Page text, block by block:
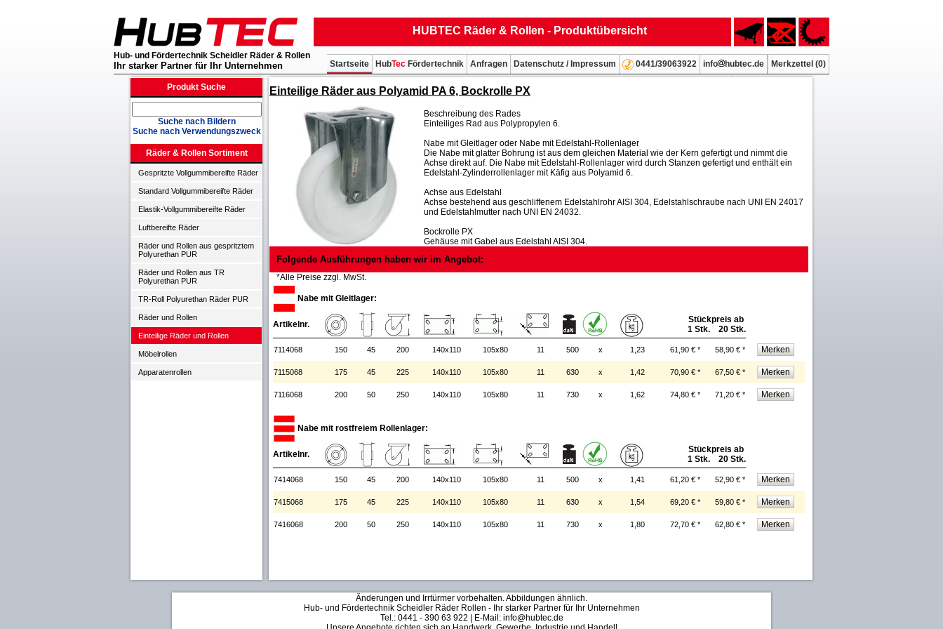
HUBTEC Räder & Rollen - Produktübersicht
Hub- und Fördertechnik Scheidler Räder & Rollen
Ihr starker Partner für Ihr Unternehmen Merkzettel (0)
info hubtec.de
0441/39063922
Datenschutz / Impressum
Anfragen
HubTec Fördertechnik
Startseite
Produkt Suche
Suche nach Bildern
Suche nach Verwendungszweck
Räder & Rollen Sortiment
Gespritzte Vollgummibereifte Räder
Standard Vollgummibereifte Räder
Elastik-Vollgummibereifte Räder
Luftbereifte Räder
Räder und Rollen aus gespritztem
Polyurethan PUR
Räder und Rollen aus TR
Polyurethan PUR
TR-Roll Polyurethan Räder PUR
Räder und Rollen
Einteilige Räder und Rollen
Möbelrollen
Apparatenrollen
Einteilige Räder aus Polyamid PA 6, Bockrolle PX
Beschreibung des Rades
Einteiliges Rad aus Polypropylen 6.
Nabe mit Gleitlager oder Nabe mit Edelstahl-Rollenlager
Die Nabe mit glatter Bohrung ist aus dem gleichen Material wie der Kern gefertigt und nimmt die
Achse direkt auf. Die Nabe mit Edelstahl-Rollenlager wird durch Stanzen gefertigt und enthält ein
Edelstahl-Zylinderrollenlager mit Käfig aus Polyamid 6.
Achse aus Edelstahl
Achse bestehend aus geschliffenem Edelstahlrohr AISI 304, Edelstahlschraube nach UNI EN 24017
und Edelstahlmutter nach UNI EN 24032.
Bockrolle PX
Gehäuse mit Gabel aus Edelstahl AISI 304.
Folgende Ausführungen haben wir im Angebot:
*Alle Preise zzgl. MwSt.
Nabe mit Gleitlager:
Artikelnr.
Stückpreis ab
1 Stk. 20 Stk.
7114068 150 45 200 140x110 105x80 11 500 x 1,23 61,90 € * 58,90 € *
7115068 175 45 225 140x110 105x80 11 630 x 1,42 70,90 € * 67,50 € *
7116068 200 50 250 140x110 105x80 11 730 x 1,62 74,80 € * 71,20 € *
Nabe mit rostfreiem Rollenlager:
Artikelnr.
Stückpreis ab
1 Stk. 20 Stk.
7414068 150 45 200 140x110 105x80 11 500 x 1,41 61,20 € * 52,90 € *
7415068 175 45 225 140x110 105x80 11 630 x 1,54 69,20 € * 59,80 € *
7416068 200 50 250 140x110 105x80 11 730 x 1,80 72,70 € * 62,80 € *
Änderungen und Irrtürmer vorbehalten. Abbildungen ähnlich.
Hub- und Fördertechnik Scheidler Räder Rollen - Ihr starker Partner für Ihr Unternehmen
Tel.: 0441 - 390 63 922 | E-Mail: info@hubtec.de